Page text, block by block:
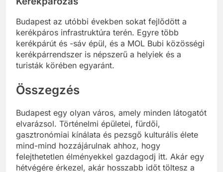
Kerékpározás
Budapest az utóbbi években sokat fejlődött a
kerékpáros infrastruktúra terén. Egyre több
kerékpárút és -sáv épül, és a MOL Bubi közösségi
kerékpárrendszer is népszerű a helyiek és a
Összegzés
Budapest egy olyan város, amely minden látogatót
elvarázsol. Történelmi épületei, fürdői,
gasztronómiai kínálata és pezsgő kulturális élete
mind-mind hozzájárulnak ahhoz, hogy
felejthetetlen élményekkel gazdagodj itt. Akár egy